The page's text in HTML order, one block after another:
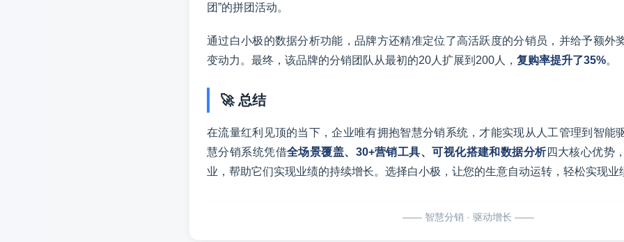
团”的拼团活动。
通过白小极的数据分析功能，品牌方还精准定位了高活跃度的分销员，并给予额外
变动力。最终，该品牌的分销团队从最初的20人扩展到200人， 复购率提升了35%。
🚀 总结
在流量红利见顶的当下，企业唯有拥抱智慧分销系统，才能实现从人工管理到智能
慧分销系统凭借全场景覆盖、30+营销工具、可视化搭建和数据分析四大核心优势
业，帮助它们实现业绩的持续增长。选择白小极，让您的生意自动运转，轻松实现业
—— 智慧分销 · 驱动增长 ——